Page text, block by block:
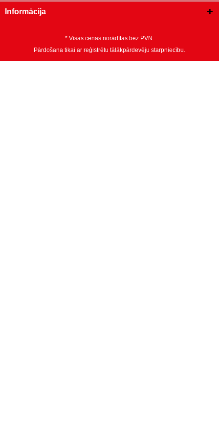
Informācija
* Visas cenas norādītas bez PVN.
Pārdošana tikai ar reģistrētu tālākpārdevēju starpniecību.